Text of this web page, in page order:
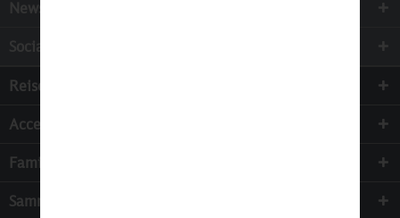
Newsletter
Socialmedia
Reisen
Accessoires
Familie & Kinder
Sammeln